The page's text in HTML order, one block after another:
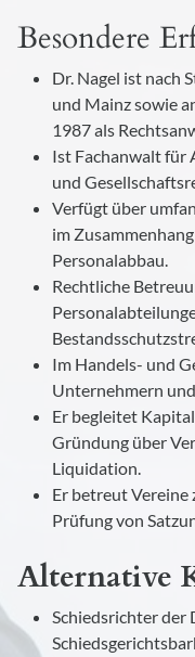
Besondere
Dr. Nagel ist nach
und Mainz sowie
1987 als
Ist Fachanwalt für
und
Verfügt über
im
Personalabbau.
Rechtliche
Im Handels- und
Unternehmern
Er begleitet
Gründung über
Liquidation.
Er betreut Vereine
Prüfung von
Alternative
Schiedsrichter